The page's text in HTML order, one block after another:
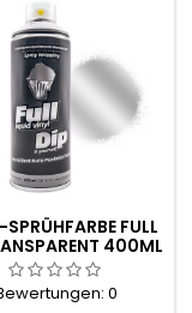
FULL
400ML
0